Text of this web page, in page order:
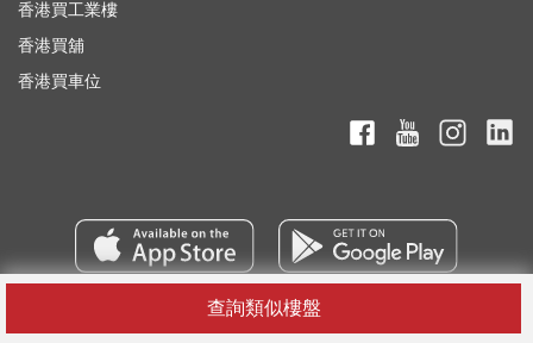
查詢類似樓盤
香港買工業樓
香港買舖
香港買車位